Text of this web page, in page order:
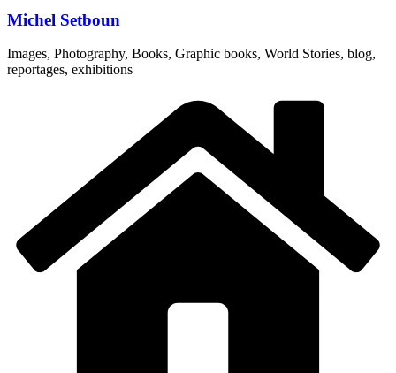
Michel Setboun
Images, Photography, Books, Graphic books, World Stories, blog,
reportages, exhibitions